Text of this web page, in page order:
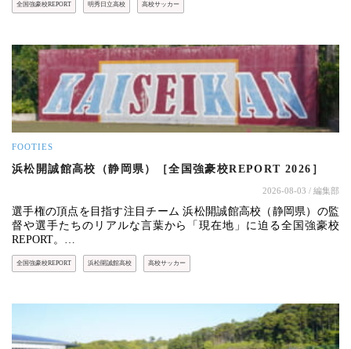
全国強豪校REPORT 明秀日立高校 高校サッカー
FOOTIES
浜松開誠館高校（静岡県）［全国強豪校REPORT 2026］
2026-08-03 / 編集部
選手権の頂点を目指す注目チーム 浜松開誠館高校（静岡県）の監
督や選手たちのリアルな言葉から「現在地」に迫る全国強豪校
REPORT。…
全国強豪校REPORT 浜松開誠館高校 高校サッカー